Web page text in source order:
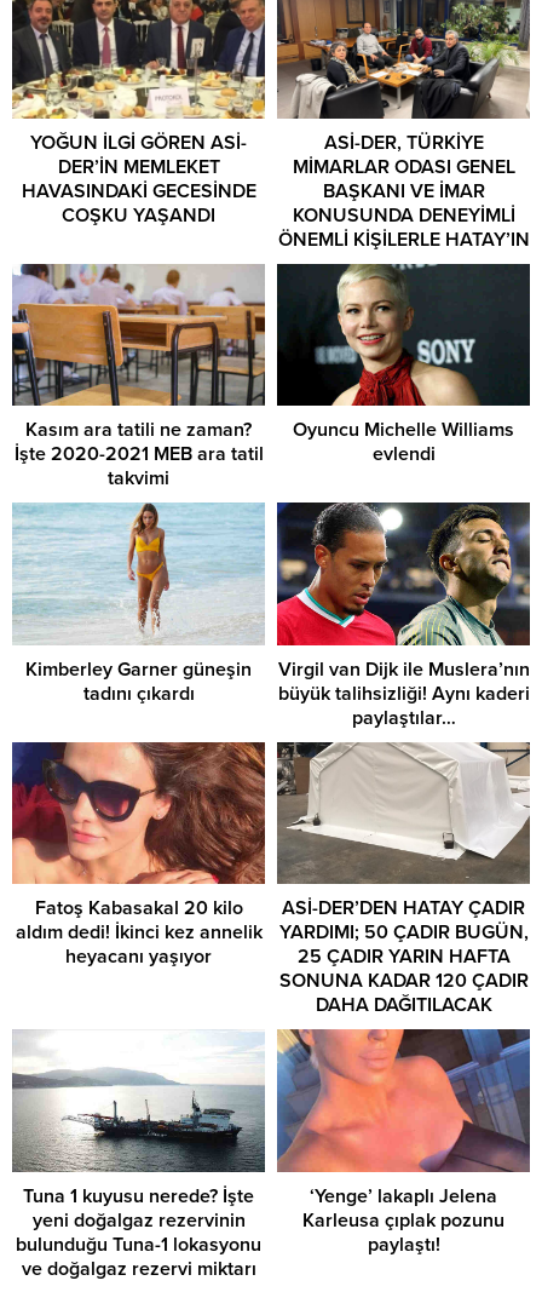
YOĞUN İLGİ GÖREN ASİ-
DER’İN MEMLEKET
HAVASINDAKİ GECESİNDE
COŞKU YAŞANDI
ASİ-DER, TÜRKİYE
MİMARLAR ODASI GENEL
BAŞKANI VE İMAR
KONUSUNDA DENEYİMLİ
ÖNEMLİ KİŞİLERLE HATAY’IN
GELECEĞİNİ KONUŞTU
Kasım ara tatili ne zaman?
İşte 2020-2021 MEB ara tatil
takvimi
Oyuncu Michelle Williams
evlendi
Kimberley Garner güneşin
tadını çıkardı
Virgil van Dijk ile Muslera’nın
büyük talihsizliği! Aynı kaderi
paylaştılar…
Fatoş Kabasakal 20 kilo
aldım dedi! İkinci kez annelik
heyacanı yaşıyor
ASİ-DER’DEN HATAY ÇADIR
YARDIMI; 50 ÇADIR BUGÜN,
25 ÇADIR YARIN HAFTA
SONUNA KADAR 120 ÇADIR
DAHA DAĞITILACAK
Tuna 1 kuyusu nerede? İşte
yeni doğalgaz rezervinin
bulunduğu Tuna-1 lokasyonu
ve doğalgaz rezervi miktarı
‘Yenge’ lakaplı Jelena
Karleusa çıplak pozunu
paylaştı!